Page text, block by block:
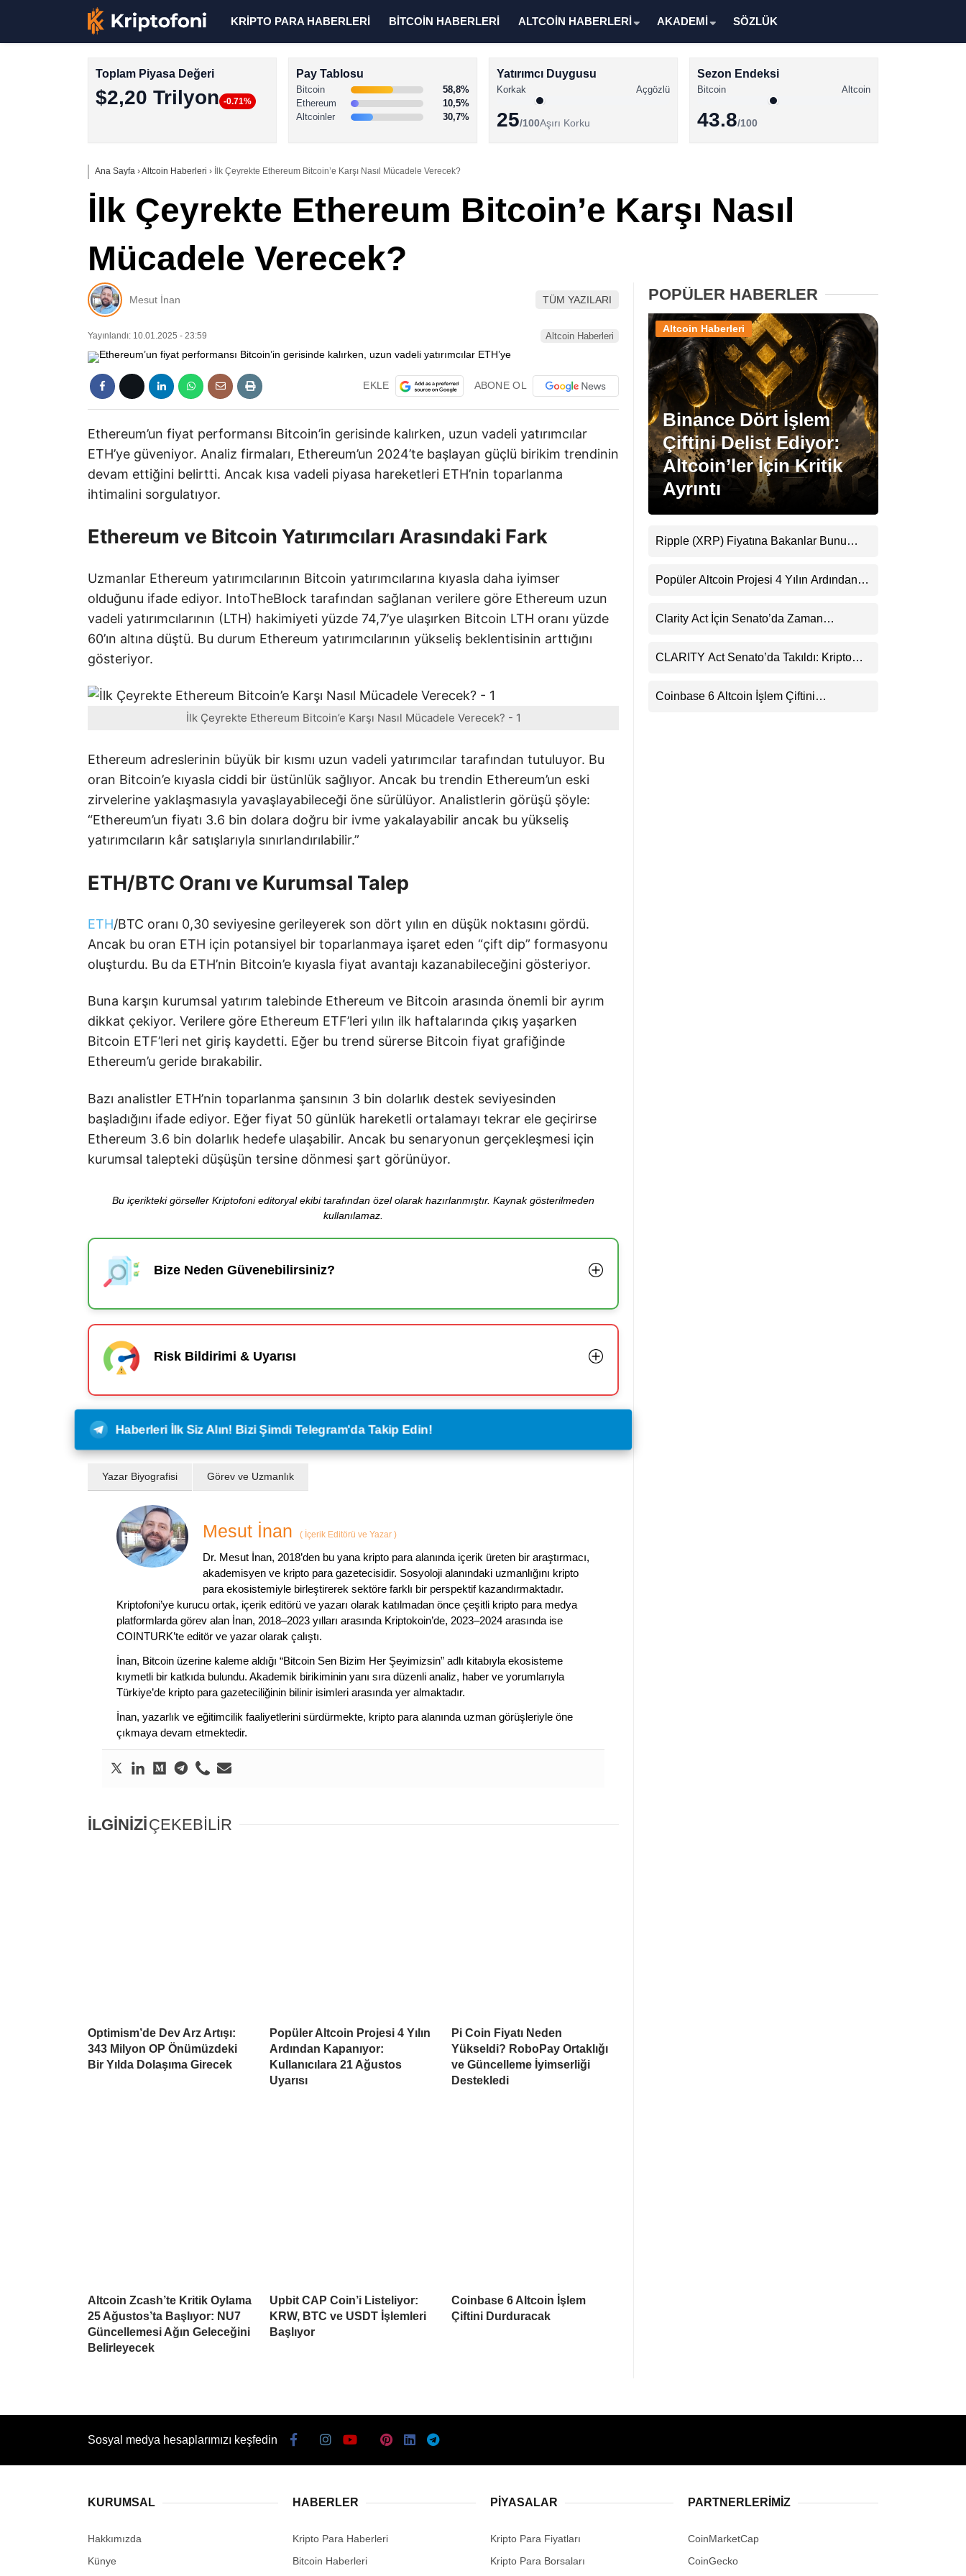
XRP Haberleri
Memecoin Haberleri
Stablecoin Haberleri
Facebook
Instagram
LinkedIn
KRİPTO PARA HABERLERİ BİTCOİN HABERLERİ ALTCOİN HABERLERİ AKADEMİ SÖZLÜK
Toplam Piyasa Değeri
$2,20 Trilyon -0.71%
Pay Tablosu
Bitcoin
58,8%
Ethereum
10,5%
Altcoinler
30,7%
Yatırımcı Duygusu
Korkak Açgözlü
25/100Aşırı Korku
Sezon Endeksi
Bitcoin Altcoin
43.8/100
Ana Sayfa ›Altcoin Haberleri › İlk Çeyrekte Ethereum Bitcoin’e Karşı Nasıl Mücadele Verecek?
İlk Çeyrekte Ethereum Bitcoin’e Karşı Nasıl
Mücadele Verecek?
Mesut İnan TÜM YAZILARI
Yayınlandı: 10.01.2025 - 23:59 Altcoin Haberleri
EKLE ABONE OL
Ethereum’un fiyat performansı Bitcoin’in gerisinde kalırken, uzun vadeli yatırımcılar
ETH’ye güveniyor. Analiz firmaları, Ethereum’un 2024’te başlayan güçlü birikim trendinin
devam ettiğini belirtti. Ancak kısa vadeli piyasa hareketleri ETH’nin toparlanma
ihtimalini sorgulatıyor.
Ethereum ve Bitcoin Yatırımcıları Arasındaki Fark
Uzmanlar Ethereum yatırımcılarının Bitcoin yatırımcılarına kıyasla daha iyimser
olduğunu ifade ediyor. IntoTheBlock tarafından sağlanan verilere göre Ethereum uzun
vadeli yatırımcılarının (LTH) hakimiyeti yüzde 74,7’ye ulaşırken Bitcoin LTH oranı yüzde
60’ın altına düştü. Bu durum Ethereum yatırımcılarının yükseliş beklentisinin arttığını
gösteriyor.
İlk Çeyrekte Ethereum Bitcoin’e Karşı Nasıl Mücadele Verecek? - 1
Ethereum adreslerinin büyük bir kısmı uzun vadeli yatırımcılar tarafından tutuluyor. Bu
oran Bitcoin’e kıyasla ciddi bir üstünlük sağlıyor. Ancak bu trendin Ethereum’un eski
zirvelerine yaklaşmasıyla yavaşlayabileceği öne sürülüyor. Analistlerin görüşü şöyle:
“Ethereum’un fiyatı 3.6 bin dolara doğru bir ivme yakalayabilir ancak bu yükseliş
yatırımcıların kâr satışlarıyla sınırlandırılabilir.”
ETH/BTC Oranı ve Kurumsal Talep
ETH/BTC oranı 0,30 seviyesine gerileyerek son dört yılın en düşük noktasını gördü.
Ancak bu oran ETH için potansiyel bir toparlanmaya işaret eden “çift dip” formasyonu
oluşturdu. Bu da ETH’nin Bitcoin’e kıyasla fiyat avantajı kazanabileceğini gösteriyor.
Buna karşın kurumsal yatırım talebinde Ethereum ve Bitcoin arasında önemli bir ayrım
dikkat çekiyor. Verilere göre Ethereum ETF’leri yılın ilk haftalarında çıkış yaşarken
Bitcoin ETF’leri net giriş kaydetti. Eğer bu trend sürerse Bitcoin fiyat grafiğinde
Ethereum’u geride bırakabilir.
Bazı analistler ETH’nin toparlanma şansının 3 bin dolarlık destek seviyesinden
başladığını ifade ediyor. Eğer fiyat 50 günlük hareketli ortalamayı tekrar ele geçirirse
Ethereum 3.6 bin dolarlık hedefe ulaşabilir. Ancak bu senaryonun gerçekleşmesi için
kurumsal talepteki düşüşün tersine dönmesi şart görünüyor.
Bu içerikteki görseller Kriptofoni editoryal ekibi tarafından özel olarak hazırlanmıştır. Kaynak gösterilmeden
kullanılamaz.
Bize Neden Güvenebilirsiniz?
Risk Bildirimi & Uyarısı
Haberleri İlk Siz Alın! Bizi Şimdi Telegram'da Takip Edin!
Yazar Biyografisi Görev ve Uzmanlık
Mesut İnan ( İçerik Editörü ve Yazar )
Dr. Mesut İnan, 2018’den bu yana kripto para alanında içerik üreten bir araştırmacı,
akademisyen ve kripto para gazetecisidir. Sosyoloji alanındaki uzmanlığını kripto
para ekosistemiyle birleştirerek sektöre farklı bir perspektif kazandırmaktadır.
Kriptofoni’ye kurucu ortak, içerik editörü ve yazarı olarak katılmadan önce çeşitli kripto para medya
platformlarda görev alan İnan, 2018–2023 yılları arasında Kriptokoin’de, 2023–2024 arasında ise
COINTURK’te editör ve yazar olarak çalıştı.
İnan, Bitcoin üzerine kaleme aldığı “Bitcoin Sen Bizim Her Şeyimizsin” adlı kitabıyla ekosisteme
kıymetli bir katkıda bulundu. Akademik birikiminin yanı sıra düzenli analiz, haber ve yorumlarıyla
Türkiye’de kripto para gazeteciliğinin bilinir isimleri arasında yer almaktadır.
İnan, yazarlık ve eğitimcilik faaliyetlerini sürdürmekte, kripto para alanında uzman görüşleriyle öne
çıkmaya devam etmektedir.
İLGİNİZİÇEKEBİLİR
Optimism’de Dev Arz Artışı:
343 Milyon OP Önümüzdeki
Bir Yılda Dolaşıma Girecek
Popüler Altcoin Projesi 4 Yılın
Ardından Kapanıyor:
Kullanıcılara 21 Ağustos
Uyarısı
Pi Coin Fiyatı Neden
Yükseldi? RoboPay Ortaklığı
ve Güncelleme İyimserliği
Destekledi
Altcoin Zcash’te Kritik Oylama
25 Ağustos’ta Başlıyor: NU7
Güncellemesi Ağın Geleceğini
Belirleyecek
Upbit CAP Coin’i Listeliyor:
KRW, BTC ve USDT İşlemleri
Başlıyor
Coinbase 6 Altcoin İşlem
Çiftini Durduracak
POPÜLER HABERLER
Binance Dört İşlem
Çiftini Delist Ediyor:
Altcoin’ler İçin Kritik
Ayrıntı
Altcoin Haberleri
Ripple (XRP) Fiyatına Bakanlar Bunu
Uyarı
Popüler Altcoin Projesi 4 Yılın Ardından
Uyarısı
Clarity Act İçin Senato’da Zaman
CLARITY Act Senato’da Takıldı: Kripto
Coinbase 6 Altcoin İşlem Çiftini
Sosyal medya hesaplarımızı keşfedin
KURUMSAL
Hakkımızda
Künye
HABERLER
Kripto Para Haberleri
Bitcoin Haberleri
PIYASALAR
Kripto Para Fiyatları
Kripto Para Borsaları
PARTNERLERIMIZ
CoinMarketCap
CoinGecko